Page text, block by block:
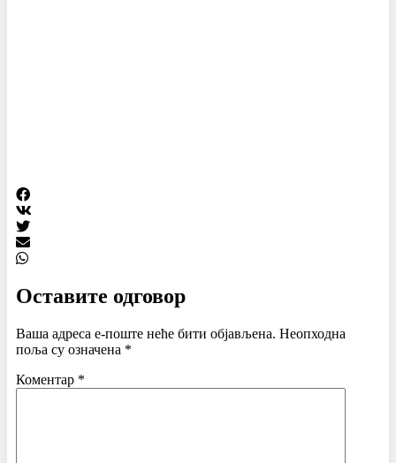
Оставите одговор
Ваша адреса е-поште неће бити објављена. Неопходна
поља су означена *
Коментар *